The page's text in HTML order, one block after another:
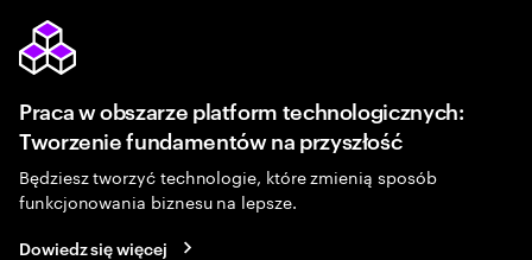
Praca w obszarze platform technologicznych:
Tworzenie fundamentów na przyszłość
Będziesz tworzyć technologie, które zmienią sposób
funkcjonowania biznesu na lepsze.
Dowiedz się więcej